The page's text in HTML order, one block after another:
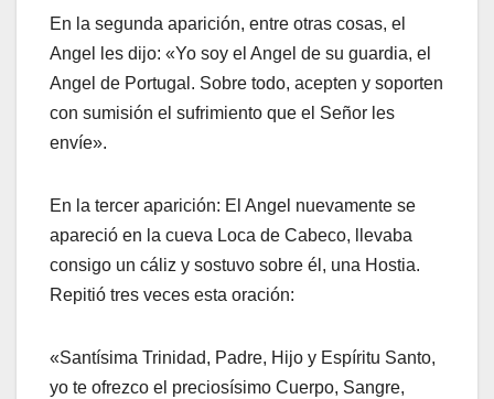
En la segunda aparición, entre otras cosas, el
Angel les dijo: «Yo soy el Angel de su guardia, el
Angel de Portugal. Sobre todo, acepten y soporten
con sumisión el sufrimiento que el Señor les
envíe».
En la tercer aparición: El Angel nuevamente se
apareció en la cueva Loca de Cabeco, llevaba
consigo un cáliz y sostuvo sobre él, una Hostia.
Repitió tres veces esta oración:
«Santísima Trinidad, Padre, Hijo y Espíritu Santo,
yo te ofrezco el preciosísimo Cuerpo, Sangre,